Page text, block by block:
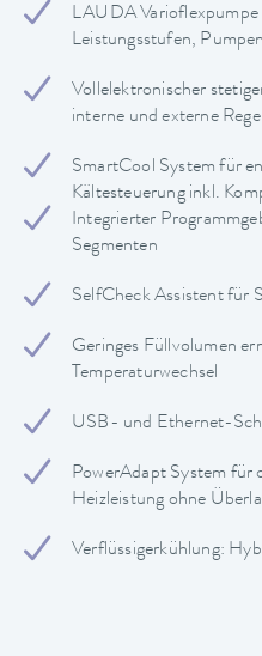
LAUDA Varioflexpumpe
Leistungsstufen,
Vollelektronischer
interne und externe
SmartCool System für
Kältesteuerung inkl.
Integrierter
Segmenten
SelfCheck Assistent für
Geringes Füllvolumen
Temperaturwechsel
USB- und Ethernet-
PowerAdapt System für
Heizleistung ohne
Verflüssigerkühlung: